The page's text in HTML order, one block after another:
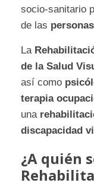
socio-sanitario
de las
La
de la Salud
así como
terapia
una
discapacidad
¿A quién